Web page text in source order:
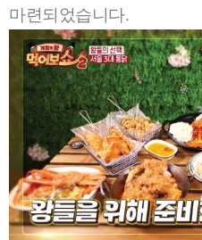
마련되었습니다.